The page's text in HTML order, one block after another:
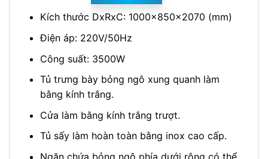
Kích thước DxRxC: 1000x850x2070 (mm)
Điện áp: 220V/50Hz
Công suất: 3500W
Tủ trưng bày bỏng ngô xung quanh làm
bằng kính trắng.
Cửa làm bằng kính trắng trượt.
Tủ sấy làm hoàn toàn bằng inox cao cấp.
Ngăn chứa bỏng ngô phía dưới rộng có thể